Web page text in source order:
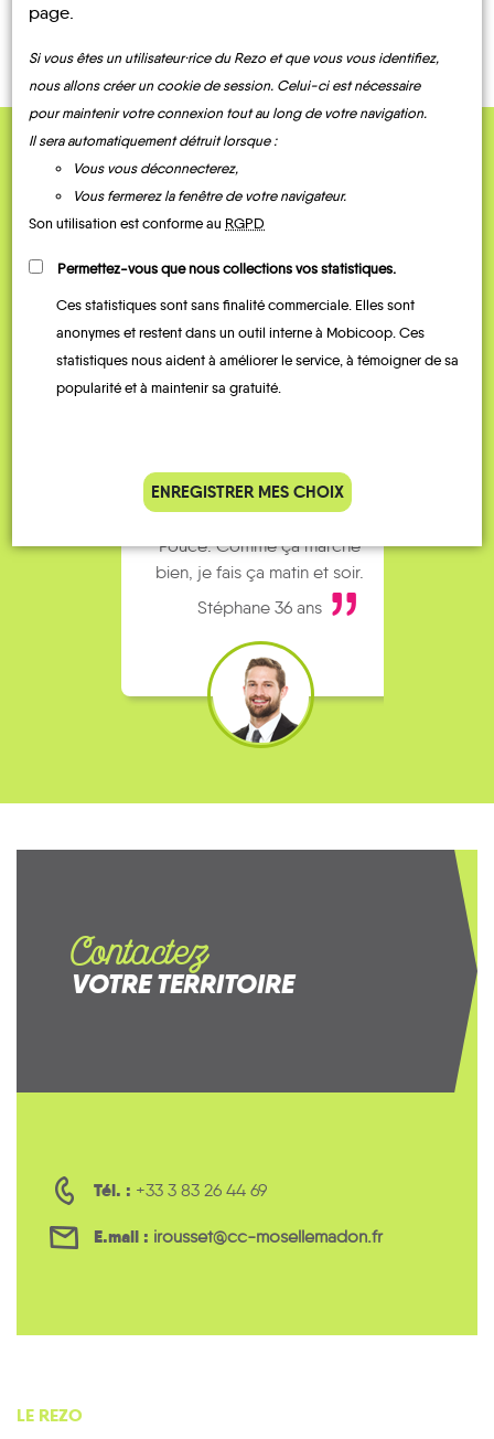
QUELQUES
Témoignages
parking de la gare est toujours
complet alors j’ai testé Rezo
Pouce. Comme ça marche
bien, je fais ça matin et soir.
Stéphane 36 ans
Contactez
VOTRE TERRITOIRE
Tél. : +33 3 83 26 44 69
E.mail : irousset@cc-mosellemadon.fr
LE REZO
page.
Si vous êtes un utilisateur·rice du Rezo et que vous vous identifiez,
nous allons créer un cookie de session. Celui-ci est nécessaire
pour maintenir votre connexion tout au long de votre navigation.
Il sera automatiquement détruit lorsque :
Vous vous déconnecterez,
Vous fermerez la fenêtre de votre navigateur.
Son utilisation est conforme au RGPD
Permettez-vous que nous collections vos statistiques.
Ces statistiques sont sans finalité commerciale. Elles sont
anonymes et restent dans un outil interne à Mobicoop. Ces
statistiques nous aident à améliorer le service, à témoigner de sa
popularité et à maintenir sa gratuité.
ENREGISTRER MES CHOIX